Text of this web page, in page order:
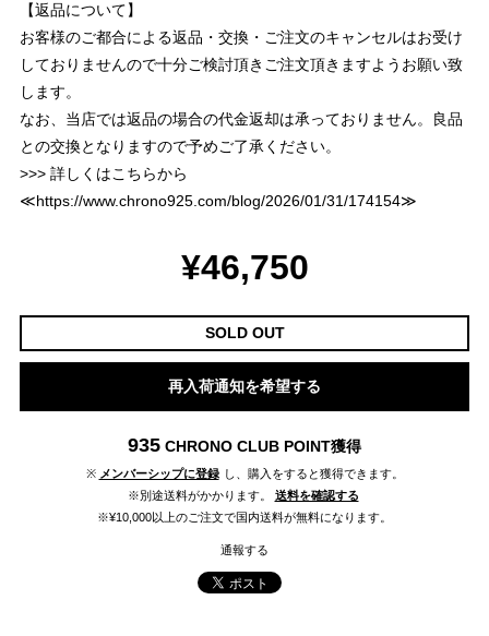
【返品について】
お客様のご都合による返品・交換・ご注文のキャンセルはお受け
しておりませんので十分ご検討頂きご注文頂きますようお願い致
します。
なお、当店では返品の場合の代金返却は承っておりません。良品
との交換となりますので予めご了承ください。
>>> 詳しくはこちらから
≪https://www.chrono925.com/blog/2026/01/31/174154≫
¥46,750
SOLD OUT
再入荷通知を希望する
935 CHRONO CLUB POINT獲得
※ メンバーシップに登録 し、購入をすると獲得できます。
※別途送料がかかります。
送料を確認する
※¥10,000以上のご注文で国内送料が無料になります。
通報する